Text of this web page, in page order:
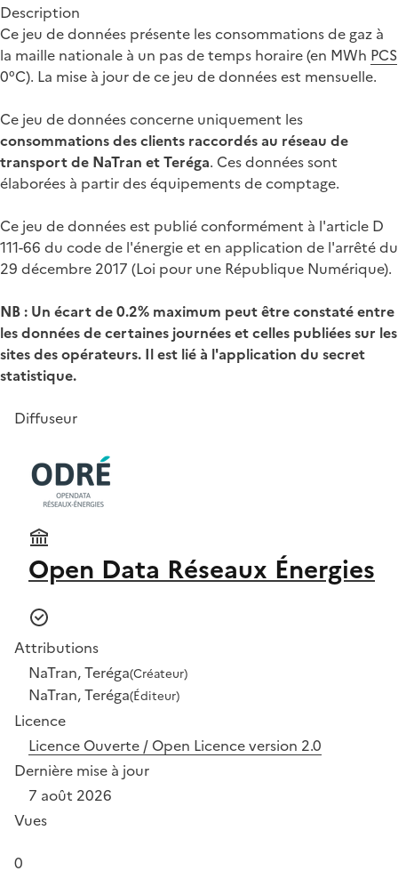
Description
Ce jeu de données présente les consommations de gaz à
la maille nationale à un pas de temps horaire (en MWh PCS
0°C). La mise à jour de ce jeu de données est mensuelle.
Ce jeu de données concerne uniquement les
consommations des clients raccordés au réseau de
transport de NaTran et Teréga. Ces données sont
élaborées à partir des équipements de comptage.
Ce jeu de données est publié conformément à l'article D
111-66 du code de l'énergie et en application de l'arrêté du
29 décembre 2017 (Loi pour une République Numérique).
NB : Un écart de 0.2% maximum peut être constaté entre
les données de certaines journées et celles publiées sur les
sites des opérateurs. Il est lié à l'application du secret
statistique.
Diffuseur
Open Data Réseaux Énergies
Attributions
NaTran, Teréga(Créateur)
NaTran, Teréga(Éditeur)
Licence
Licence Ouverte / Open Licence version 2.0
Dernière mise à jour
7 août 2026
Vues
0